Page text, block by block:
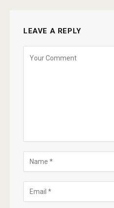
LEAVE A REPLY